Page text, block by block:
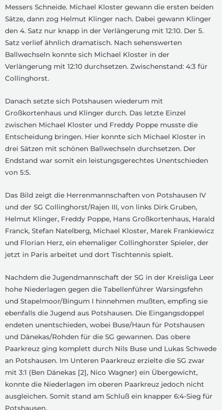
Messers Schneide. Michael Kloster gewann die ersten beiden
Sätze, dann zog Helmut Klinger nach. Dabei gewann Klinger
den 4. Satz nur knapp in der Verlängerung mit 12:10. Der 5.
Satz verlief ähnlich dramatisch. Nach sehenswerten
Ballwechseln konnte sich Michael Kloster in der
Verlängerung mit 12:10 durchsetzen. Zwischenstand: 4:3 für
Collinghorst.
Danach setzte sich Potshausen wiederum mit
Großkortenhaus und Klinger durch. Das letzte Einzel
zwischen Michael Kloster und Freddy Poppe musste die
Entscheidung bringen. Hier konnte sich Michael Kloster in
drei Sätzen mit schönen Ballwechseln durchsetzen. Der
Endstand war somit ein leistungsgerechtes Unentschieden
von 5:5.
Das Bild zeigt die Herrenmannschaften von Potshausen IV
und der SG Collinghorst/Rajen III, von links Dirk Gruben,
Helmut Klinger, Freddy Poppe, Hans Großkortenhaus, Harald
Franck, Stefan Natelberg, Michael Kloster, Marek Frankiewicz
und Florian Herz, ein ehemaliger Collinghorster Spieler, der
jetzt in Paris arbeitet und dort Tischtennis spielt.
Nachdem die Jugendmannschaft der SG in der Kreisliga Leer
hohe Niederlagen gegen die Tabellenführer Warsingsfehn
und Stapelmoor/Bingum I hinnehmen mußten, empfing sie
ebenfalls die Jugend aus Potshausen. Die Eingangsdoppel
endeten unentschieden, wobei Buse/Haun für Potshausen
und Dänekas/Rohden für die SG gewannen. Das obere
Paarkreuz ging komplett durch Nils Buse und Lukas Schwede
an Potshausen. Im Unteren Paarkreuz erzielte die SG zwar
mit 3:1 (Ben Dänekas [2], Nico Wagner) ein Übergewicht,
konnte die Niederlagen im oberen Paarkreuz jedoch nicht
ausgleichen. Somit stand am Schluß ein knapper 6:4-Sieg für
Potshausen.